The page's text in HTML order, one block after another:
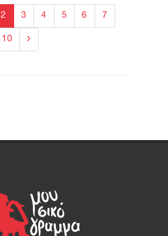
2 3 4 5 6 7
10